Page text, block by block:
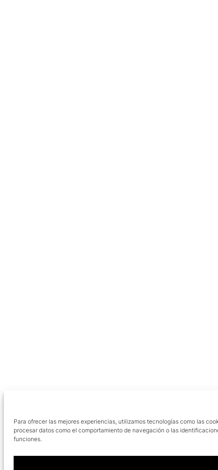
Para ofrecer las mejores experiencias, utilizamos tecnologías como las
procesar datos como el comportamiento de navegación o las
funciones.